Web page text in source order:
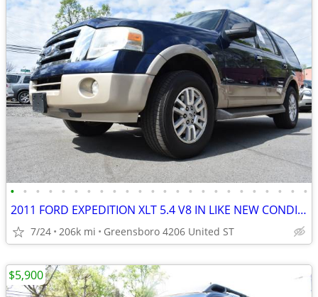
• • • • • • • • • • • • • • • • • • • • • • • •
2011 FORD EXPEDITION XLT 5.4 V8 IN LIKE NEW CONDITION*3RD ROW LEATHER
7/24 206k mi Greensboro 4206 United ST
$5,900